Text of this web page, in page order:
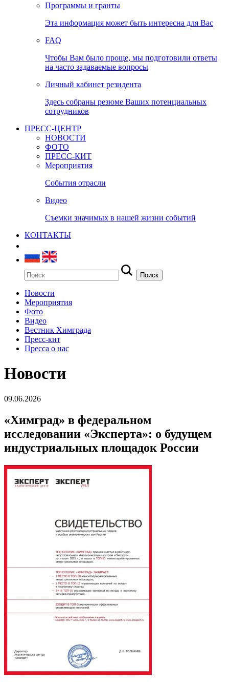
Программы и гранты
Эта информация может быть интересна для Вас
FAQ
Чтобы Вам было проще, мы подготовили ответы
на часто задаваемые вопросы
Личный кабинет резидента
Здесь собраны резюме Ваших потенциальных
сотрудников
ПРЕСС-ЦЕНТР
НОВОСТИ
ФОТО
ПРЕСС-КИТ
Мероприятия
События отрасли
Видео
Съемки значимых в нашей жизни событий
КОНТАКТЫ
Новости
Мероприятия
Фото
Видео
Вестник Химграда
Пресс-кит
Пресса о нас
Новости
09.06.2026
«Химград» в федеральном
исследовании «Эксперта»: о будущем
индустриальных площадок России